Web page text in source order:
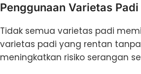
Penggunaan Varietas
Tidak semua varietas padi
varietas padi yang rentan
meningkatkan risiko serangan